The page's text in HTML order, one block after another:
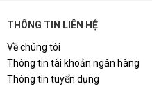
THÔNG TIN LIÊN HỆ
Về chúng tôi
Thông tin tài khoản ngân hàng
Thông tin tuyển dụng